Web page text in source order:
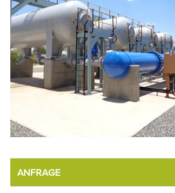
Partner Zone
ANFRAGE